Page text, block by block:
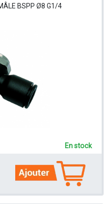
BSPP Ø8 G1/4
En stock